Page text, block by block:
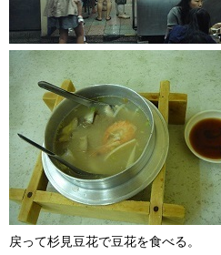
戻って杉見豆花で豆花を食べる。